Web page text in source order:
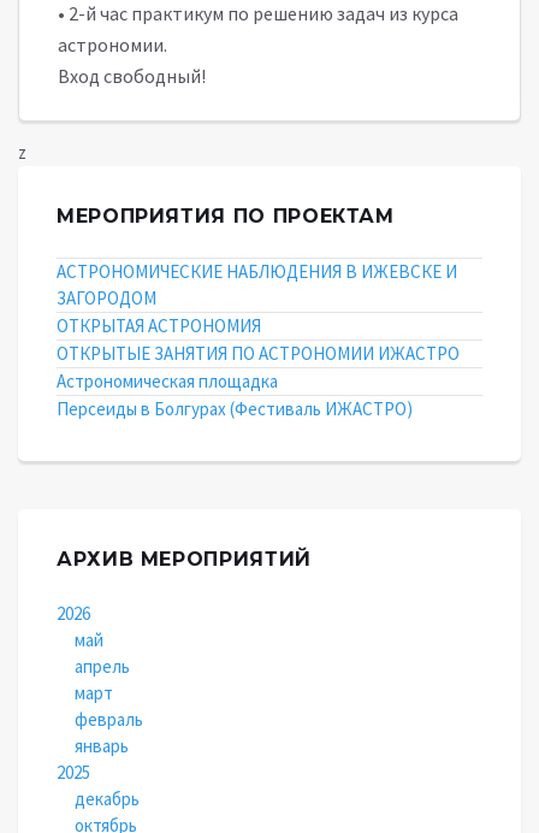
• 2-й час практикум по решению задач из курса
астрономии.
Вход свободный!
z
МЕРОПРИЯТИЯ ПО ПРОЕКТАМ
АСТРОНОМИЧЕСКИЕ НАБЛЮДЕНИЯ В ИЖЕВСКЕ И
ЗАГОРОДОМ
ОТКРЫТАЯ АСТРОНОМИЯ
ОТКРЫТЫЕ ЗАНЯТИЯ ПО АСТРОНОМИИ ИЖАСТРО
Астрономическая площадка
Персеиды в Болгурах (Фестиваль ИЖАСТРО)
АРХИВ МЕРОПРИЯТИЙ
2026
май
апрель
март
февраль
январь
2025
декабрь
октябрь